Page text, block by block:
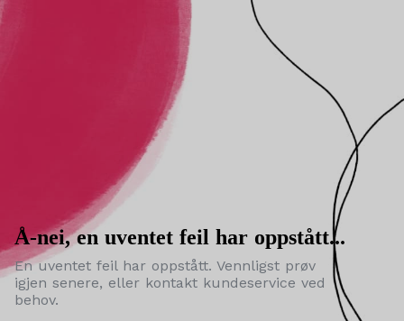
Å-nei, en uventet feil har oppstått...
En uventet feil har oppstått. Vennligst prøv
igjen senere, eller kontakt kundeservice ved
behov.